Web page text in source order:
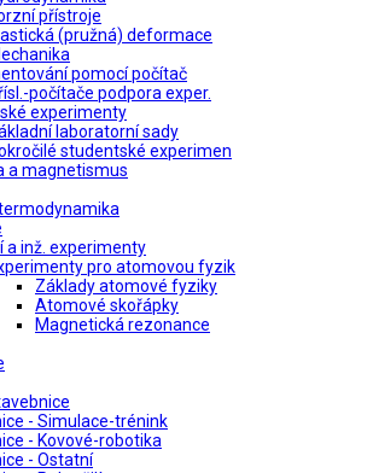
přístroje
(pružná) deformace
pomocí počítač
počítače podpora exper.
experimenty
laboratorní sady
studentské experimen
a magnetismus
a inž. experimenty
pro atomovou fyzik
Základy atomové fyziky
Atomové skořápky
Magnetická rezonance
- Simulace-trénink
- Kovové-robotika
- Ostatní